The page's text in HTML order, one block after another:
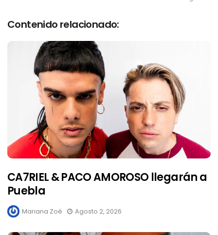
Contenido relacionado:
CA7RIEL & PACO AMOROSO llegarán a
Puebla
Mariana Zoé Agosto 2, 2026